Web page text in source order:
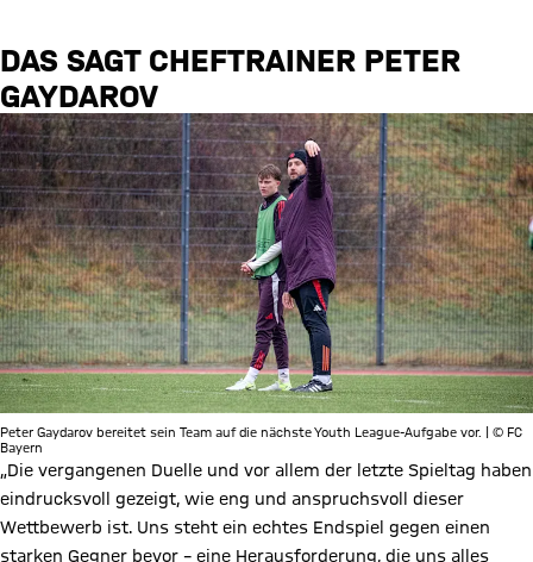
DAS SAGT CHEFTRAINER PETER
GAYDAROV
Peter Gaydarov bereitet sein Team auf die nächste Youth League-Aufgabe vor. | © FC
Bayern
„Die vergangenen Duelle und vor allem der letzte Spieltag haben
eindrucksvoll gezeigt, wie eng und anspruchsvoll dieser
Wettbewerb ist. Uns steht ein echtes Endspiel gegen einen
starken Gegner bevor – eine Herausforderung, die uns alles